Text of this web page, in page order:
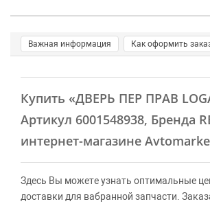
Важная информация Как оформить
Купить «ДВЕРЬ ПЕР ПРАВ
Артикул 6001548938, Бренда
интернет-магазине
Здесь Вы можете узнать оптимальные
доставки для вабранной запчасти.